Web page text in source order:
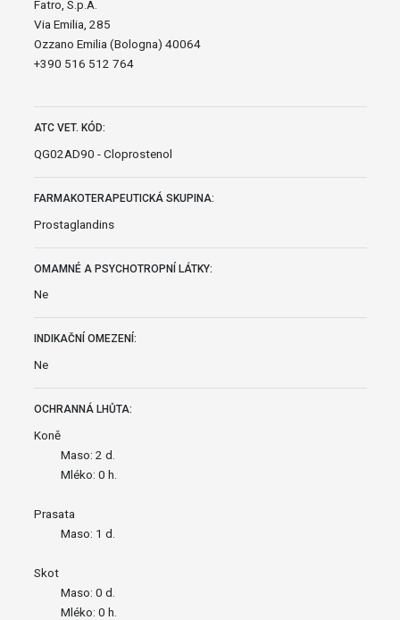
Fatro, S.p.A.
Via Emilia, 285
Ozzano Emilia (Bologna) 40064
+390 516 512 764
ATC VET. KÓD:
QG02AD90 - Cloprostenol
FARMAKOTERAPEUTICKÁ SKUPINA:
Prostaglandins
OMAMNÉ A PSYCHOTROPNÍ LÁTKY:
Ne
INDIKAČNÍ OMEZENÍ:
Ne
OCHRANNÁ LHŮTA:
Koně
Maso: 2 d.
Mléko: 0 h.
Prasata
Maso: 1 d.
Skot
Maso: 0 d.
Mléko: 0 h.